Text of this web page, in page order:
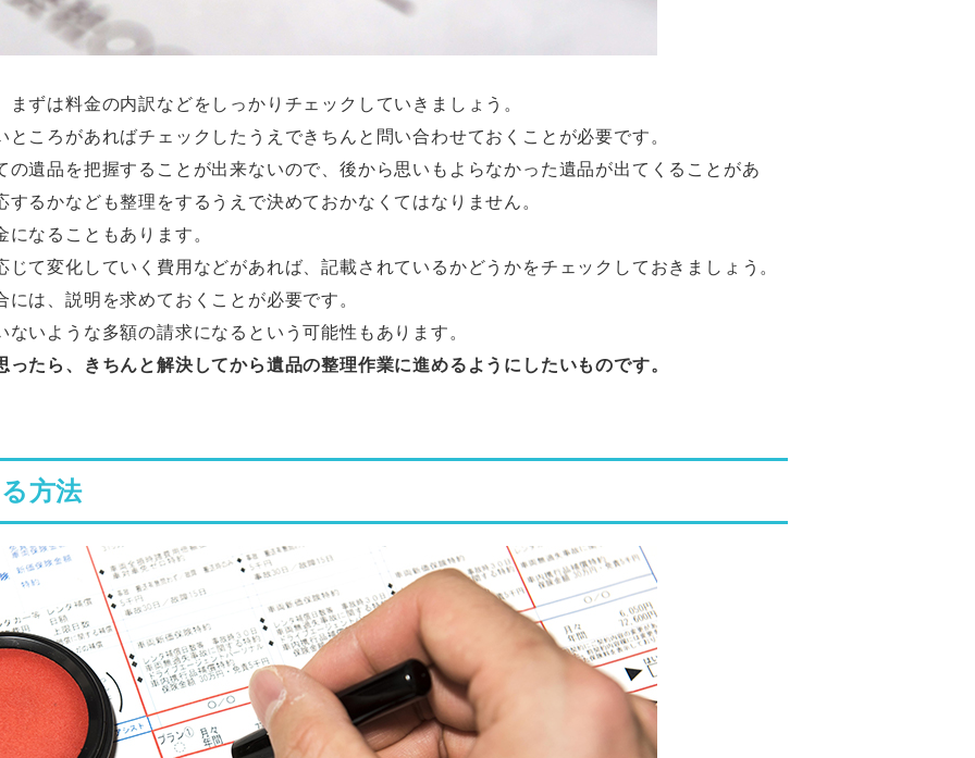
ずは料金の内訳などをしっかりチェックしていきましょう。
ころがあればチェックしたうえできちんと問い合わせておくことが必要です。
遺品を把握することが出来ないので、後から思いもよらなかった遺品が出てくることがあ
るかなども整理をするうえで決めておかなくてはなりません。
なることもあります。
て変化していく費用などがあれば、記載されているかどうかをチェックしておきましょう。
は、説明を求めておくことが必要です。
いような多額の請求になるという可能性もあります。
たら、きちんと解決してから遺品の整理作業に進めるようにしたいものです。
方法